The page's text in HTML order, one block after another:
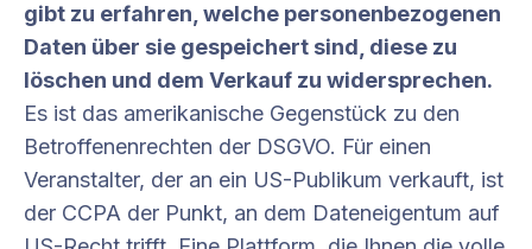
gibt zu erfahren, welche personenbezogenen
Daten über sie gespeichert sind, diese zu
löschen und dem Verkauf zu widersprechen.
Es ist das amerikanische Gegenstück zu den
Betroffenenrechten der DSGVO. Für einen
Veranstalter, der an ein US-Publikum verkauft, ist
der CCPA der Punkt, an dem Dateneigentum auf